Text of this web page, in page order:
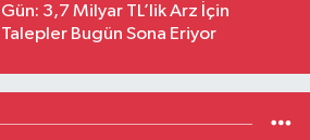
Gün: 3,7 Milyar TL’lik Arz İçin
Talepler Bugün Sona Eriyor